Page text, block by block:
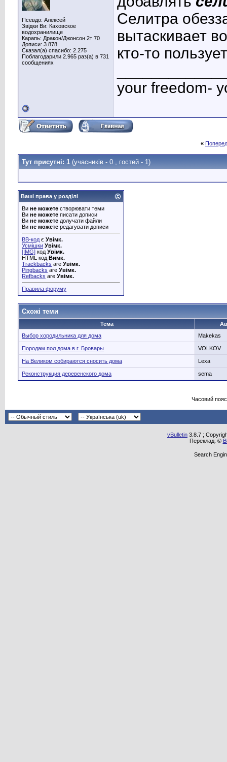
Псевдо: Алексей
Звідки Ви: Каховское
водохранилище
Карапь: Дракон/Джонсон 2т 70
Дописи: 3.878
Сказал(а) спасибо: 2.275
Поблагодарили 2.965 раз(а) в 731
сообщениях
Селитра
вытаскивает
кто-то
your freedom-
«
Тут присутні: 1 (учасників - 0 , гостей - 1)
Ваші права у розділі
Ви не можете створювати теми
Ви не можете писати дописи
Ви не можете долучати файли
Ви не можете редагувати дописи
BB-код є Увімк.
Усмішки Увімк.
[IMG] код Увімк.
HTML код Вимк.
Trackbacks are Увімк.
Pingbacks are Увімк.
Refbacks are Увімк.
Правила форуму
Схожі теми
Тема
Выбор хородильника для дома
Маkekas
Породам пол дома в г. Бровары VOLKOV
На Великом собираются сносить дома Lexa
Реконструкция деревенского дома sema
Часовий
vBulletin 3.8.7 ;
Переклад: ©
Search